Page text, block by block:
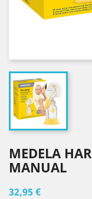
MEDELA
MANUAL
32,95 €